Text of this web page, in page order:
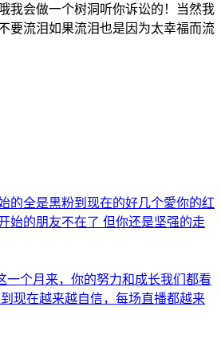
我会做一个树洞听你诉讼的！当然我
要流泪如果流泪也是因为太幸福而流
的全是黑粉到现在的好几个愛你的红
始的朋友不在了 但你还是坚强的走
一个月来，你的努力和成长我们都看
现在越来越自信，每场直播都越来